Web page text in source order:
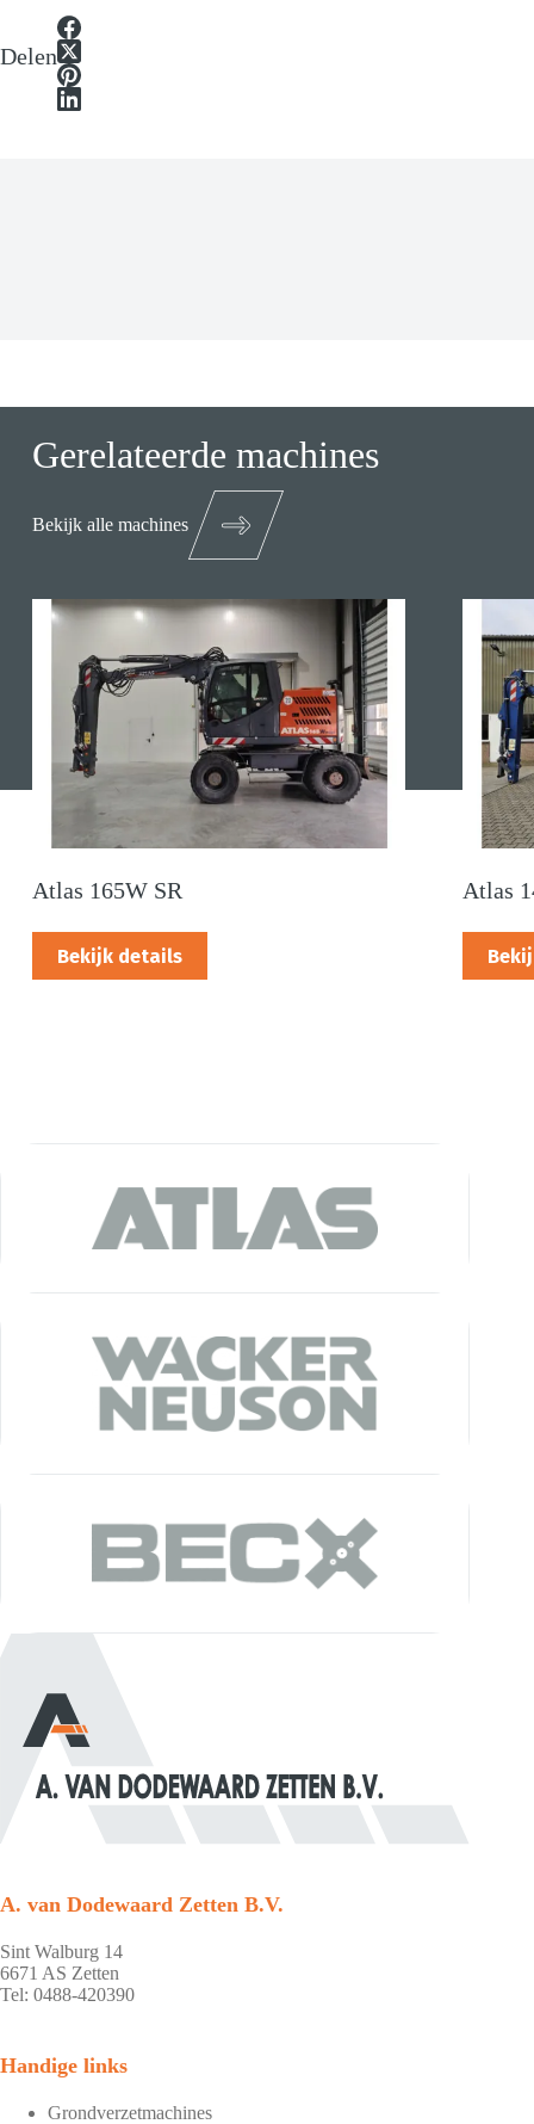
Delen
Gerelateerde machines
Bekijk alle machines
Atlas 165W SR
Bekijk details
Atlas
A. van Dodewaard Zetten B.V.
Sint Walburg 14
6671 AS Zetten
Tel: 0488-420390
Handige links
Grondverzetmachines